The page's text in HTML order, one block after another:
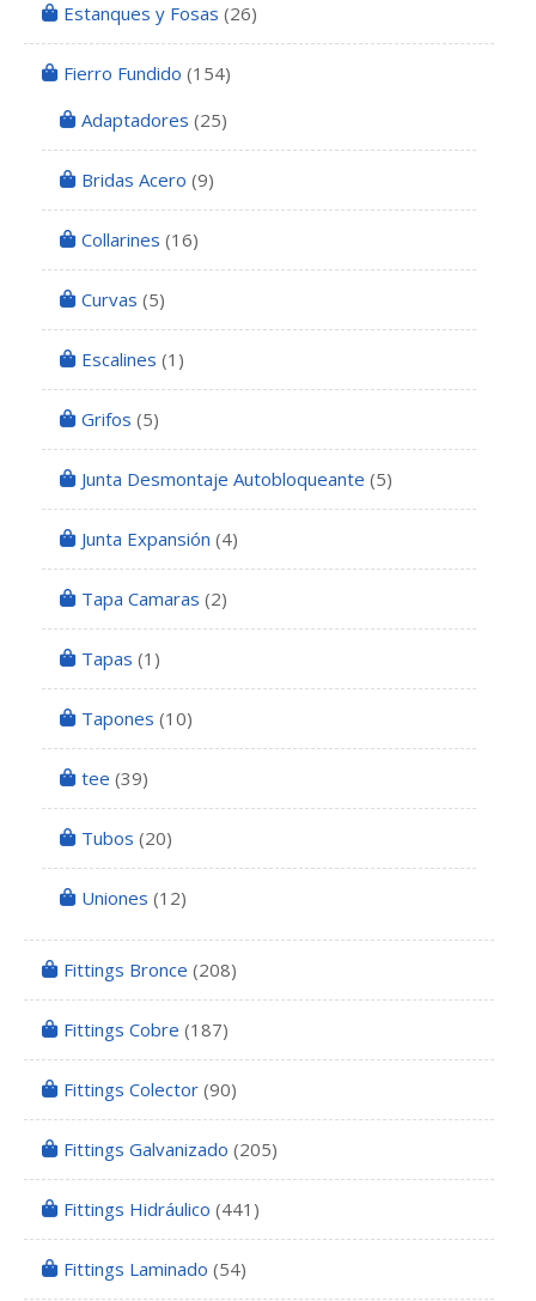
Estanques y Fosas (26)
Fierro Fundido (154)
Adaptadores (25)
Bridas Acero (9)
Collarines (16)
Curvas (5)
Escalines (1)
Grifos (5)
Junta Desmontaje Autobloqueante (5)
Junta Expansión (4)
Tapa Camaras (2)
Tapas (1)
Tapones (10)
tee (39)
Tubos (20)
Uniones (12)
Fittings Bronce (208)
Fittings Cobre (187)
Fittings Colector (90)
Fittings Galvanizado (205)
Fittings Hidráulico (441)
Fittings Laminado (54)